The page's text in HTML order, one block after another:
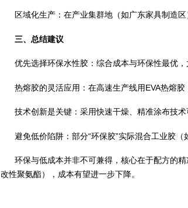
区域化生产：在产业集群地（如广东家具制造区
三、总结建议
优先选择环保水性胶：综合成本与环保性最优，
热熔胶的灵活应用：在高速生产线用EVA热熔胶
技术创新是关键：采用快速干燥、精准涂布技术
避免低价陷阱：部分“环保胶”实际混合工业胶（
环保与低成本并非不可兼得，核心在于配方的精
改性聚氨酯），成本有望进一步下降。